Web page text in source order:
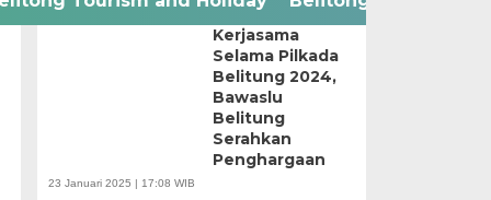
Apresiasi
Kerjasama
Selama Pilkada
Belitung 2024,
Bawaslu
Belitung
Serahkan
Penghargaan
23 Januari 2025 | 17:08 WIB